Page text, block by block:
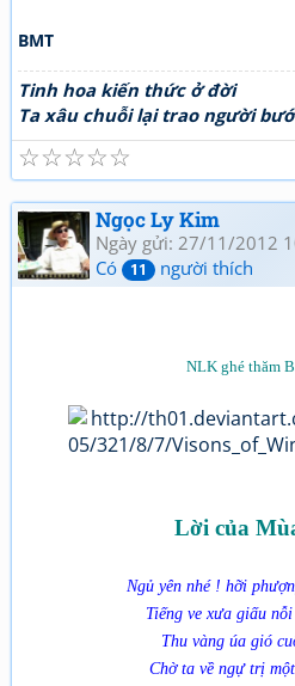
BMT
Tinh hoa kiến thức ở đời
Ta xâu chuỗi lại trao người
☆
☆
☆
☆
☆
Ngọc Ly Kim
Ngày gửi: 27/11/2012
Có
11 người thích
NLK ghé thăm
Lời của
Ngủ yên nhé ! hỡi
Tiếng ve xưa giấu
Thu vàng úa gió
Chờ ta về ngự trị